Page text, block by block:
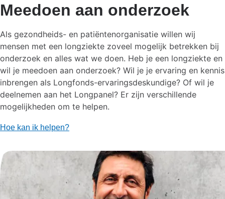
Meedoen aan onderzoek
Als gezondheids- en patiëntenorganisatie willen wij
mensen met een longziekte zoveel mogelijk betrekken bij
onderzoek en alles wat we doen. Heb je een longziekte en
wil je meedoen aan onderzoek? Wil je je ervaring en kennis
inbrengen als Longfonds-ervaringsdeskundige? Of wil je
deelnemen aan het Longpanel? Er zijn verschillende
mogelijkheden om te helpen.
Hoe kan ik helpen?